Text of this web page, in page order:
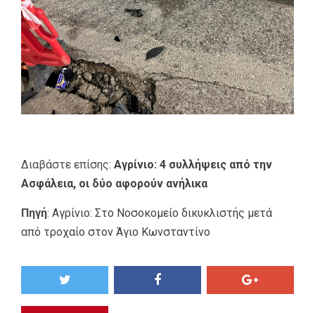
Διαβάστε επίσης: Αγρίνιο: 4 συλλήψεις από την
Ασφάλεια, οι δύο αφορούν ανήλικα
Πηγή: Αγρίνιο: Στο Νοσοκομείο δικυκλιστής μετά
από τροχαίο στον Άγιο Κωνσταντίνο